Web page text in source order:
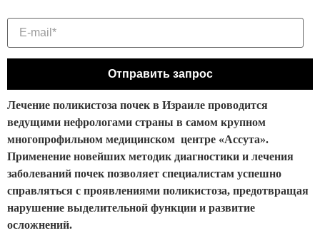
Лечение поликистоза почек в Израиле проводится
ведущими нефрологами страны в самом крупном
многопрофильном медицинском центре «Ассута».
Применение новейших методик диагностики и лечения
заболеваний почек позволяет специалистам успешно
справляться с проявлениями поликистоза, предотвращая
нарушение выделительной функции и развитие
осложнений.